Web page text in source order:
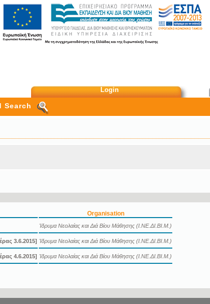
Login
Search
Organisation
Ίδρυμα Νεολαίας και Διά Βίου Μάθησης (Ι.ΝΕ.ΔΙ.ΒΙ.Μ.)
3.6.2015] Ίδρυμα Νεολαίας και Διά Βίου Μάθησης (Ι.ΝΕ.ΔΙ.ΒΙ.Μ.)
4.6.2015] Ίδρυμα Νεολαίας και Διά Βίου Μάθησης (Ι.ΝΕ.ΔΙ.ΒΙ.Μ.)